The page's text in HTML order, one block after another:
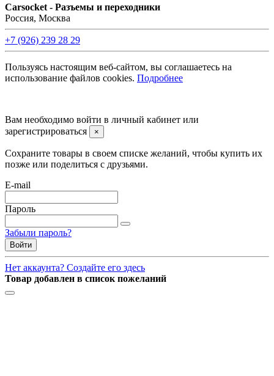
Carsocket - Разъемы и переходники
Россия, Москва
+7 (926) 239 28 29
Пользуясь настоящим веб-сайтом, вы соглашаетесь на
использование файлов cookies. Подробнее
Вам необходимо войти в личный кабинет или
зарегистрироваться
×
Сохраните товары в своем списке желаний, чтобы купить их
позже или поделиться с друзьями.
E-mail
Пароль
Забыли пароль?
Войти
Нет аккаунта? Создайте его здесь
Товар добавлен в список пожеланий